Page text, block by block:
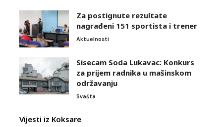
Za postignute rezultate
nagrađeni 151 sportista i trener
Aktuelnosti
Sisecam Soda Lukavac: Konkurs
za prijem radnika u mašinskom
održavanju
Svašta
Vijesti iz Koksare